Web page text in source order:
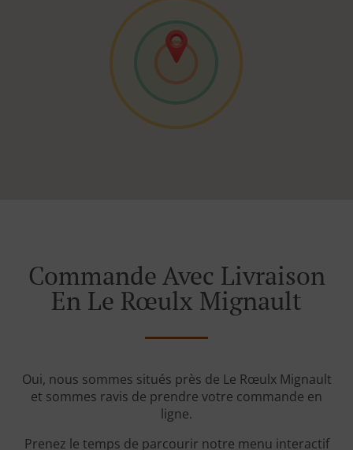
Commande Avec Livraison
En Le Rœulx Mignault
Oui, nous sommes situés près de Le Rœulx Mignault
et sommes ravis de prendre votre commande en
ligne.
Prenez le temps de parcourir notre menu interactif